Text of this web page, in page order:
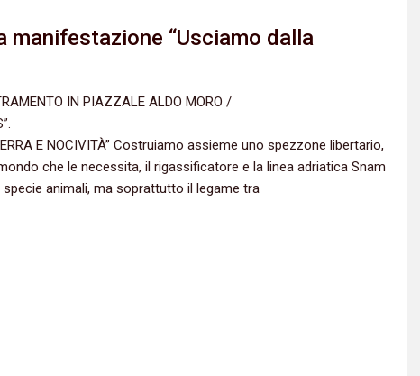
manifestazione “Usciamo dalla
IN PIAZZALE ALDO MORO /
E NOCIVITÀ” Costruiamo assieme uno spezzone libertario,
che le necessita, il rigassificatore e la linea adriatica Snam
animali, ma soprattutto il legame tra